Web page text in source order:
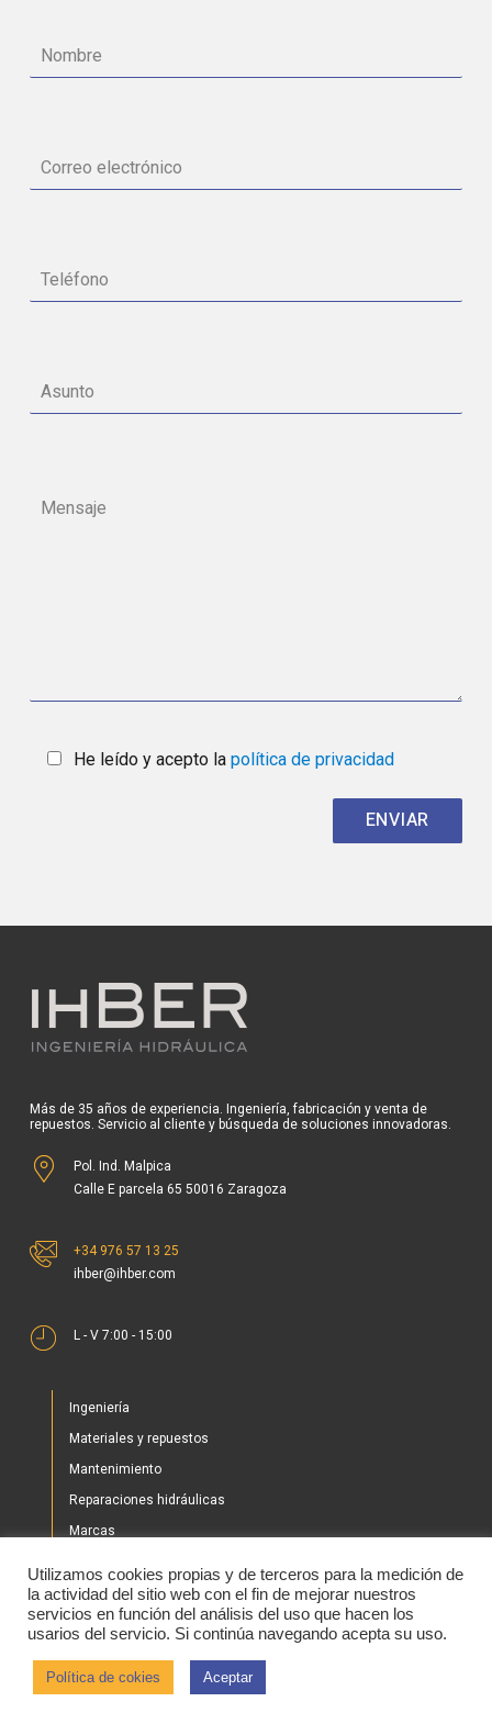
He leído y acepto la política de privacidad
Más de 35 años de experiencia. Ingeniería, fabricación y venta de
repuestos. Servicio al cliente y búsqueda de soluciones innovadoras.
Pol. Ind. Malpica
Calle E parcela 65 50016 Zaragoza
+34 976 57 13 25
ihber@ihber.com
L - V 7:00 - 15:00
Ingeniería
Materiales y repuestos
Mantenimiento
Reparaciones hidráulicas
Marcas
Tienda
Noticias
Utilizamos cookies propias y de terceros para la medición de
la actividad del sitio web con el fin de mejorar nuestros
servicios en función del análisis del uso que hacen los
usarios del servicio. Si continúa navegando acepta su uso.
Política de cokies Aceptar